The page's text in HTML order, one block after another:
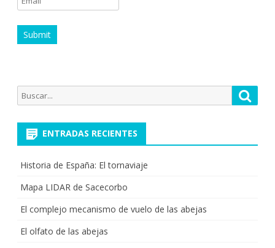
Buscar
por:
ENTRADAS RECIENTES
Historia de España: El tornaviaje
Mapa LIDAR de Sacecorbo
El complejo mecanismo de vuelo de las abejas
El olfato de las abejas